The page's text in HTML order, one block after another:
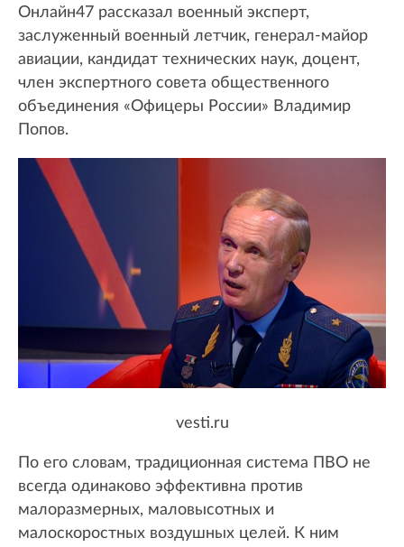
Онлайн47 рассказал военный эксперт,
заслуженный военный летчик, генерал-майор
авиации, кандидат технических наук, доцент,
член экспертного совета общественного
объединения «Офицеры России» Владимир
Попов.
vesti.ru
По его словам, традиционная система ПВО не
всегда одинаково эффективна против
малоразмерных, маловысотных и
малоскоростных воздушных целей. К ним